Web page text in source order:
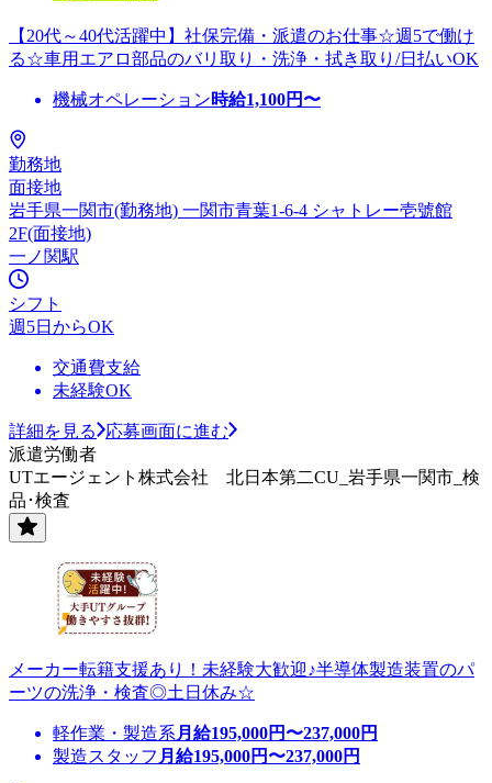
【20代～40代活躍中】社保完備・派遣のお仕事☆週5で働け
る☆車用エアロ部品のバリ取り・洗浄・拭き取り/日払いOK
機械オペレーション時給1,100円〜
勤務地
面接地
岩手県一関市(勤務地) 一関市青葉1-6-4 シャトレー壱號館
2F(面接地)
一ノ関駅
シフト
週5日からOK
交通費支給
未経験OK
詳細を見る
応募画面に進む
派遣労働者
UTエージェント株式会社 北日本第二CU_岩手県一関市_検
品･検査
メーカー転籍支援あり！未経験大歓迎♪半導体製造装置のパ
ーツの洗浄・検査◎土日休み☆
軽作業・製造系 月給195,000円〜237,000円
製造スタッフ 月給195,000円〜237,000円